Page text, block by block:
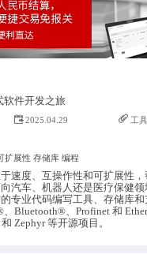
软件开发之旅
2025.04.29
工
扩展性 存储库 编程
速度、互操作性和可扩展性
汽车、机器人还是医疗保健
专业代码编写工具、存储库
Bluetooth®、Profinet 和
Zephyr 等开源项目。